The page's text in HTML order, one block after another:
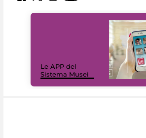
Le APP del
Sistema Musei